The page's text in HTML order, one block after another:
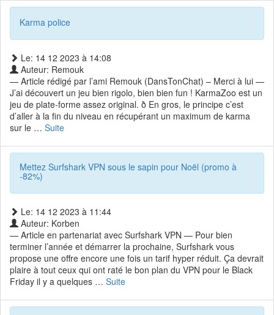
Karma police
Le: 14 12 2023 à 14:08
Auteur: Remouk
— Article rédigé par l’ami Remouk (DansTonChat) – Merci à lui —
J’ai découvert un jeu bien rigolo, bien bien fun ! KarmaZoo est un
jeu de plate-forme assez original. ð En gros, le principe c’est
d’aller à la fin du niveau en récupérant un maximum de karma
sur le … Suite
Mettez Surfshark VPN sous le sapin pour Noël (promo à
-82%)
Le: 14 12 2023 à 11:44
Auteur: Korben
— Article en partenariat avec Surfshark VPN — Pour bien
terminer l’année et démarrer la prochaine, Surfshark vous
propose une offre encore une fois un tarif hyper réduit. Ça devrait
plaire à tout ceux qui ont raté le bon plan du VPN pour le Black
Friday il y a quelques … Suite